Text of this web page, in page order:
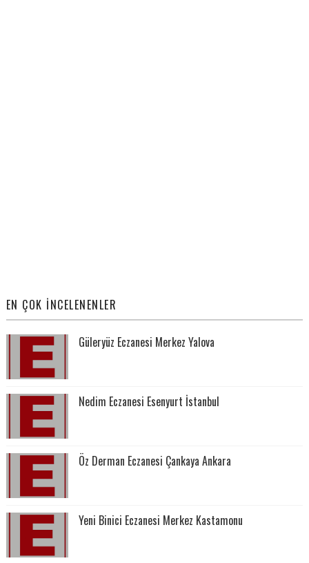
EN ÇOK İNCELENENLER
Güleryüz Eczanesi Merkez Yalova
Nedim Eczanesi Esenyurt İstanbul
Öz Derman Eczanesi Çankaya Ankara
Yeni Binici Eczanesi Merkez Kastamonu